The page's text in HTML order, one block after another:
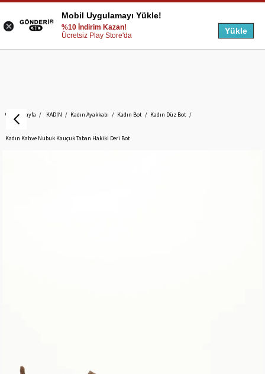
Anasayfa KADIN Kadın Ayakkabı Kadın Bot Kadın Düz Bot
Kadın Kahve Nubuk Kauçuk Taban Hakiki Deri Bot
Mobil Uygulamayı Yükle!
%10 İndirim Kazan!
Ücretsiz Play Store'da
Yükle